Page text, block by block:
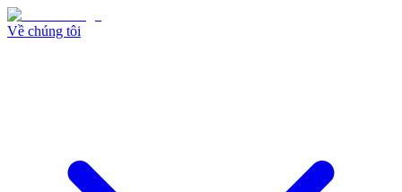
Về chúng tôi